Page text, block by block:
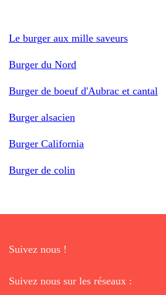
Le burger aux mille saveurs
Burger du Nord
Burger de boeuf d'Aubrac et cantal
Burger alsacien
Burger California
Burger de colin
Suivez nous !
Suivez nous sur les réseaux :